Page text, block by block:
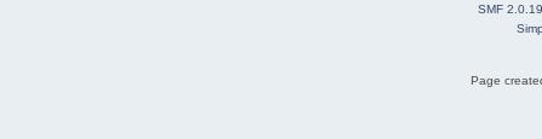
SMF 2.0.19
Page